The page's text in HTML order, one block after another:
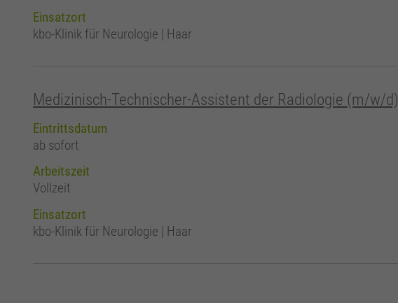
Einsatzort
kbo-Klinik für Neurologie | Haar
Medizinisch-Technischer-Assistent der Radiologie (m/w/d)
Eintrittsdatum
ab sofort
Arbeitszeit
Vollzeit
Einsatzort
kbo-Klinik für Neurologie | Haar